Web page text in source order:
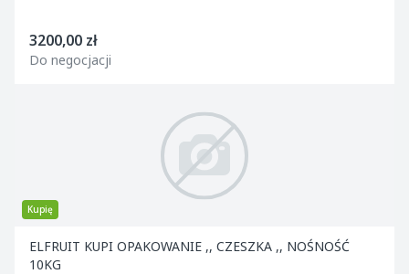
3200,00 zł
Do negocjacji
Kupię
ELFRUIT KUPI OPAKOWANIE ,, CZESZKA ,, NOŚNOŚĆ
10KG